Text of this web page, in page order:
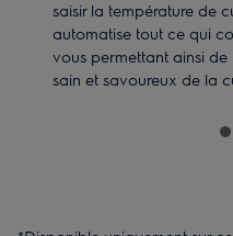
saisir la température de
automatise tout ce qui
vous permettant ainsi
sain et savoureux de la